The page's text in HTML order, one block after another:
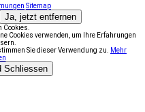
Sitemap
Ja, jetzt entfernen
Cookies.
Cookies verwenden, um Ihre Erfahrungen
Sie dieser Verwendung zu.
Mehr
Schliessen